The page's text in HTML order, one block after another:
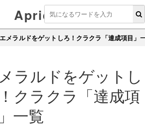
Aprico
エメラルドをゲットしろ！クラクラ「達成項目」
ラルドをゲットし
クラクラ「達成項
一覧